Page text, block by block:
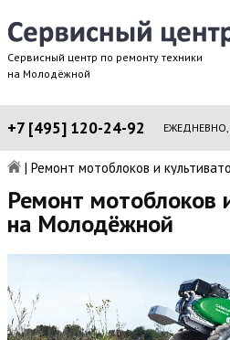
Сервисный центр по ремонту техники
на Молодёжной
+7 [495] 120-24-92
| Ремонт мотоблоков и
Ремонт мотоблоков
на Молодёжной